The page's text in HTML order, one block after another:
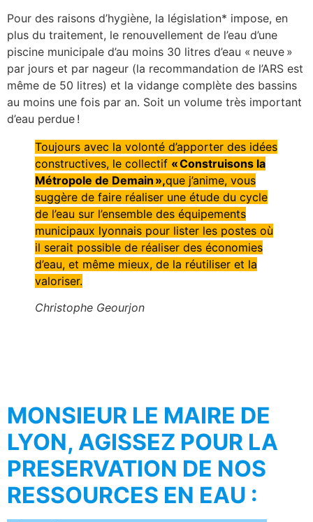
Pour des raisons d’hygiène, la législation* impose, en
plus du traitement, le renouvellement de l’eau d’une
piscine municipale d’au moins 30 litres d’eau « neuve »
par jours et par nageur (la recommandation de l’ARS est
même de 50 litres) et la vidange complète des bassins
au moins une fois par an. Soit un volume très important
d’eau perdue !
Toujours avec la volonté d’apporter des idées
constructives, le collectif « Construisons la
Métropole de Demain »,que j’anime, vous
suggère de faire réaliser une étude du cycle
de l’eau sur l’ensemble des équipements
municipaux lyonnais pour lister les postes où
il serait possible de réaliser des économies
d’eau, et même mieux, de la réutiliser et la
valoriser.
Christophe Geourjon
MONSIEUR LE MAIRE DE
LYON, AGISSEZ POUR LA
PRESERVATION DE NOS
RESSOURCES EN EAU :